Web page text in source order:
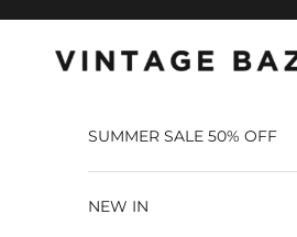
Vintage Bazaar
SUMMER SALE 50% OFF
NEW IN